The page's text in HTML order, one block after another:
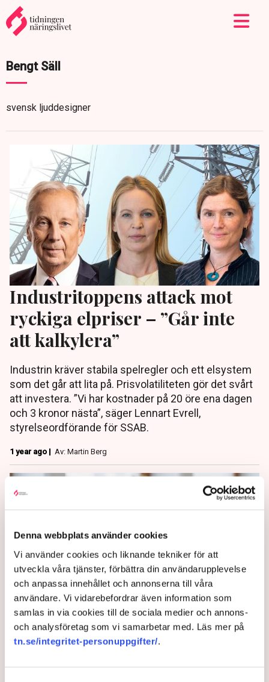
Denna webbplats använder cookies
Vi använder cookies och liknande tekniker för att
utveckla våra tjänster, förbättra din användarupplevelse
och anpassa innehållet och annonserna till våra
användare. Vi vidarebefordrar även information som
samlas in via cookies till de sociala medier och annons-
och analysföretag som vi samarbetar med. Läs mer på
tn.se/integritet-personuppgifter/.
Bengt Säll
svensk ljuddesigner
Industritoppens attack mot
ryckiga elpriser – ”Går inte
att kalkylera”
Industrin kräver stabila spelregler och ett elsystem
som det går att lita på. Prisvolatiliteten gör det svårt
att investera. ”Vi har kostnader på 20 öre ena dagen
och 3 kronor nästa”, säger Lennart Evrell,
styrelseordförande för SSAB.
1 year ago | Av: Martin Berg
Bransch: Skyhöga
elnätsavgifter orsakas av
systemfel